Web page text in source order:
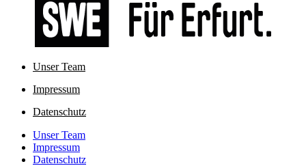
Unser Team
Impressum
Datenschutz
Unser Team
Impressum
Datenschutz